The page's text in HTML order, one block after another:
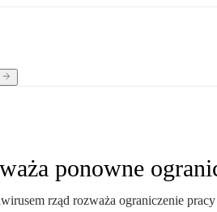
ponowne
rząd rozważa ograniczenie